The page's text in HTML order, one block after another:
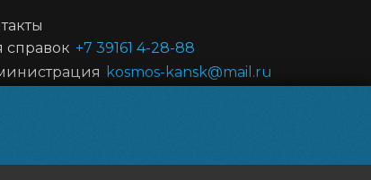
справок +7 39161 4-28-88
kosmos-kansk@mail.ru